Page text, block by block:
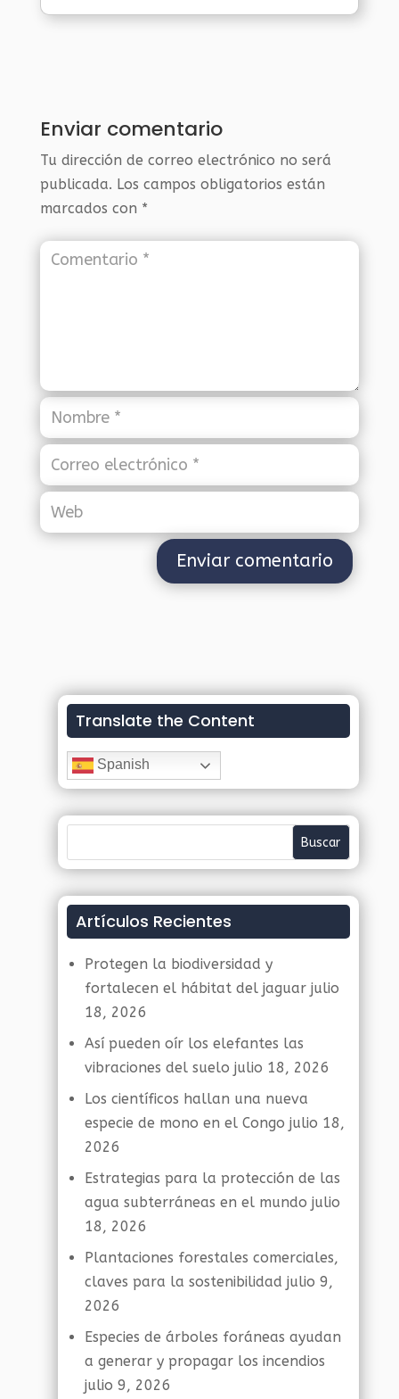
Enviar comentario
Tu dirección de correo electrónico no será
publicada. Los campos obligatorios están
marcados con *
Translate the Content
Spanish
Artículos Recientes
Protegen la biodiversidad y
fortalecen el hábitat del jaguar julio
18, 2026
Así pueden oír los elefantes las
vibraciones del suelo julio 18, 2026
Los científicos hallan una nueva
especie de mono en el Congo julio 18,
2026
Estrategias para la protección de las
agua subterráneas en el mundo julio
18, 2026
Plantaciones forestales comerciales,
claves para la sostenibilidad julio 9,
2026
Especies de árboles foráneas ayudan
a generar y propagar los incendios
julio 9, 2026